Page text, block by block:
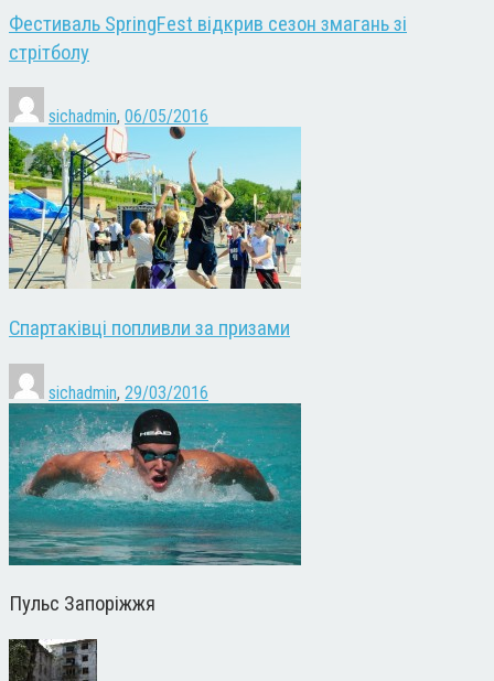
Фестиваль SpringFest відкрив сезон змагань зі
стрітболу
sichadmin, 06/05/2016
Спартаківці попливли за призами
sichadmin, 29/03/2016
Пульс Запоріжжя